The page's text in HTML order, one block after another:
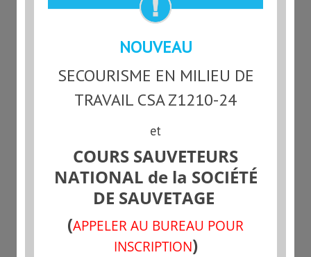
29568-D4TK9P
NOUVEAU
SECOURISME EN MILIEU DE
TRAVAIL CSA Z1210-24
et
COURS SAUVETEURS
NATIONAL de la SOCIÉTÉ
DE SAUVETAGE
(APPELER AU BUREAU POUR
INSCRIPTION)